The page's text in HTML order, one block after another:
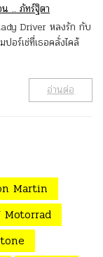
.. ภัทร์ฐิตา
Driver หลงรัก กับ
ปอร์เช่ที่เธอคลั่งไคล้
อ่านต่อ
Martin
Motorrad